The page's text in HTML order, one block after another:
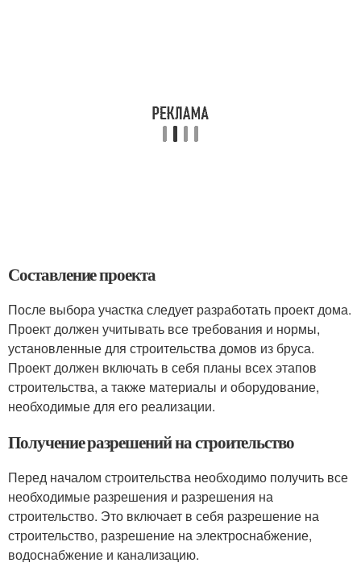
Составление проекта
После выбора участка следует разработать проект дома.
Проект должен учитывать все требования и нормы,
установленные для строительства домов из бруса.
Проект должен включать в себя планы всех этапов
строительства, а также материалы и оборудование,
необходимые для его реализации.
Получение разрешений на строительство
Перед началом строительства необходимо получить все
необходимые разрешения и разрешения на
строительство. Это включает в себя разрешение на
строительство, разрешение на электроснабжение,
водоснабжение и канализацию.